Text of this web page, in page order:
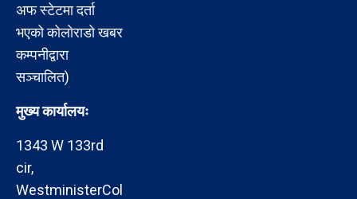
अफ स्टेटमा दर्ता
भएको कोलोराडो खबर
कम्पनीद्वारा
सञ्चालित)
मुख्य कार्यालयः
1343 W 133rd
cir,
WestministerCol